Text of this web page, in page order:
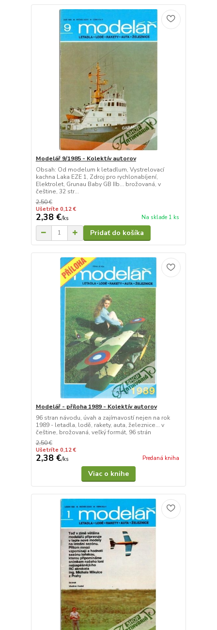
Modelář 9/1985 - Kolektív autorov
Obsah: Od modelum k letadlum, Vystrelovací
kachna Laka EZE 1, Zdroj pro rychlonabíjení,
Elektrolet, Grunau Baby GB IIb... brožovaná, v
češtine, 32 str...
2,50 €
Ušetríte 0,12 €
2,38 €/ks Na sklade 1 ks
Pridať do košíka
Modelář - příloha 1989 - Kolektív autorov
96 stran návodu, úvah a zajímavostí nejen na rok
1989 - letadla, lodě, rakety, auta, železnice... v
češtine, brožovaná, veľký formát, 96 strán
2,50 €
Ušetríte 0,12 €
2,38 €/ks Predaná kniha
Viac o knihe